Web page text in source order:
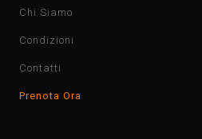
Chi Siamo
Condizioni
Contatti
Prenota Ora